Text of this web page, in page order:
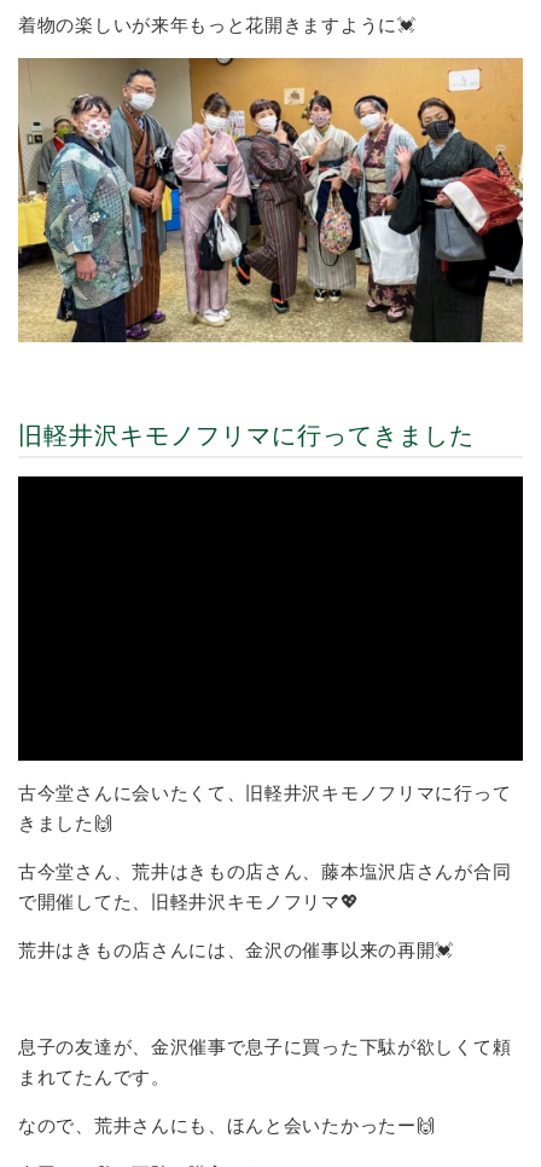
着物の楽しいが来年もっと花開きますように💓
旧軽井沢キモノフリマに行ってきました
古今堂さんに会いたくて、旧軽井沢キモノフリマに行って
きました🙌
古今堂さん、荒井はきもの店さん、藤本塩沢店さんが合同
で開催してた、旧軽井沢キモノフリマ💖
荒井はきもの店さんには、金沢の催事以来の再開💓
息子の友達が、金沢催事で息子に買った下駄が欲しくて頼
まれてたんです。
なので、荒井さんにも、ほんと会いたかったー🙌